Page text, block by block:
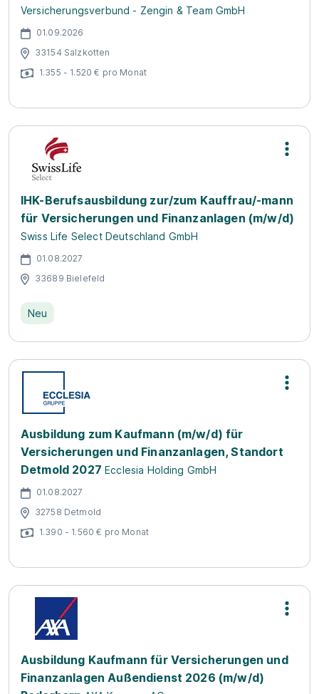
Versicherungsverbund - Zengin & Team GmbH
01.09.2026
33154 Salzkotten
1.355 - 1.520 € pro Monat
IHK-Berufsausbildung zur/zum Kauffrau/-mann
für Versicherungen und Finanzanlagen (m/w/d)
Swiss Life Select Deutschland GmbH
01.08.2027
33689 Bielefeld
Neu
Ausbildung zum Kaufmann (m/w/d) für
Versicherungen und Finanzanlagen, Standort
Detmold 2027 Ecclesia Holding GmbH
01.08.2027
32758 Detmold
1.390 - 1.560 € pro Monat
Ausbildung Kaufmann für Versicherungen und
Finanzanlagen Außendienst 2026 (m/w/d)